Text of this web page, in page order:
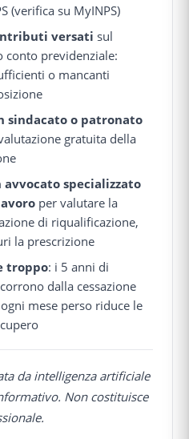
(verifica su MyINPS)
versati sul
conto previdenziale:
o mancanti
sindacato o patronato
gratuita della
avvocato specializzato
per valutare la
di riqualificazione,
la prescrizione
troppo: i 5 anni di
dalla cessazione
mese perso riduce le
da intelligenza artificiale
Non costituisce